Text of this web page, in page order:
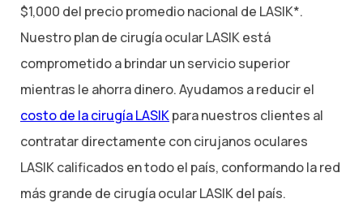
$1,000 del precio promedio nacional de LASIK*.
Nuestro plan de cirugía ocular LASIK está
comprometido a brindar un servicio superior
mientras le ahorra dinero. Ayudamos a reducir el
costo de la cirugía LASIKpara nuestros clientes al
contratar directamente con cirujanos oculares
LASIK calificados en todo el país, conformando la red
más grande de cirugía ocular LASIK del país.